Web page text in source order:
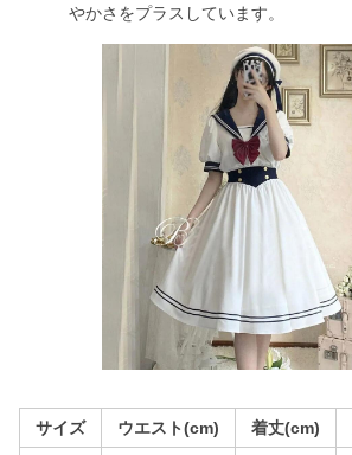
やかさをプラスしています。
サイズ ウエスト(cm) 着丈(cm)